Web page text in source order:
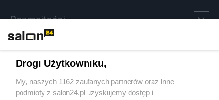
Rozmaitości
Sport
Drogi Użytkowniku,
My, naszych 1162 zaufanych partnerów oraz inne
podmioty z salon24.pl uzyskujemy dostęp i